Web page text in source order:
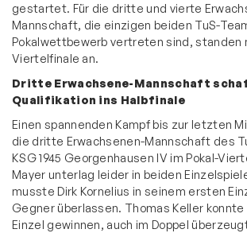
gestartet. Für die dritte und vierte
Mannschaft, die einzigen beiden TuS-
Pokalwettbewerb vertreten sind, standen
Viertelfinale an.
Dritte Erwachsene-Mannschaft
Qualifikation ins Halbfinale
Einen spannenden Kampf bis zur letzten
die dritte Erwachsenen-Mannschaft des
KSG 1945 Georgenhausen IV im Pokal-
Mayer unterlag leider in beiden
musste Dirk Kornelius in seinem ersten
Gegner überlassen. Thomas Keller
Einzel gewinnen, auch im Doppel